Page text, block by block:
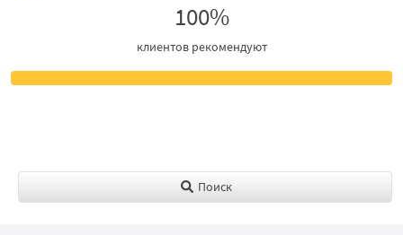
100%
клиентов рекомендуют
Поиск